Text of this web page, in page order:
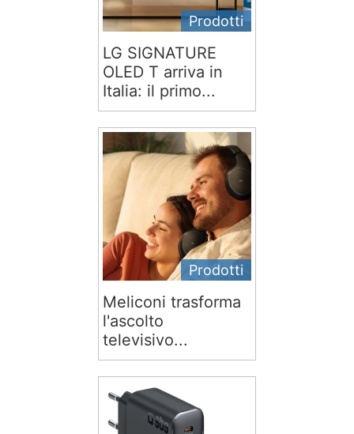
Prodotti
LG SIGNATURE
OLED T arriva in
Italia: il primo...
Prodotti
Meliconi trasforma
l'ascolto
televisivo...